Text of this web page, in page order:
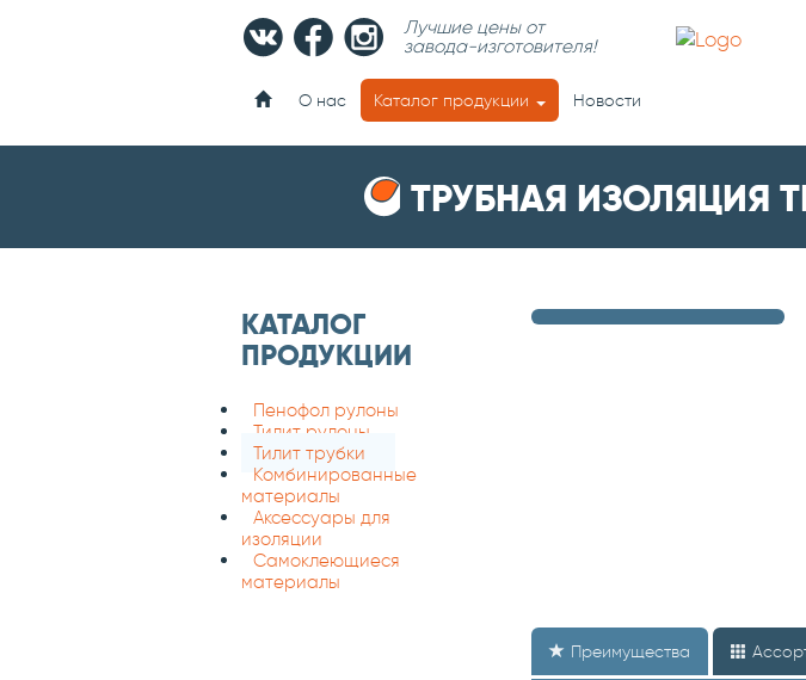
Лучшие цены от
завода-изготовителя!
О нас Каталог продукции Новости
ТРУБНАЯ ИЗОЛЯЦИЯ
КАТАЛОГ
ПРОДУКЦИИ
Пенофол рулоны
Тилит рулоны
Тилит трубки
Комбинированные
материалы
Аксессуары для
изоляции
Самоклеющиеся
материалы
Преимущества